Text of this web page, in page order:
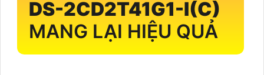
DS-2CD2T41G1-I(C)
MANG LẠI HIỆU QUẢ